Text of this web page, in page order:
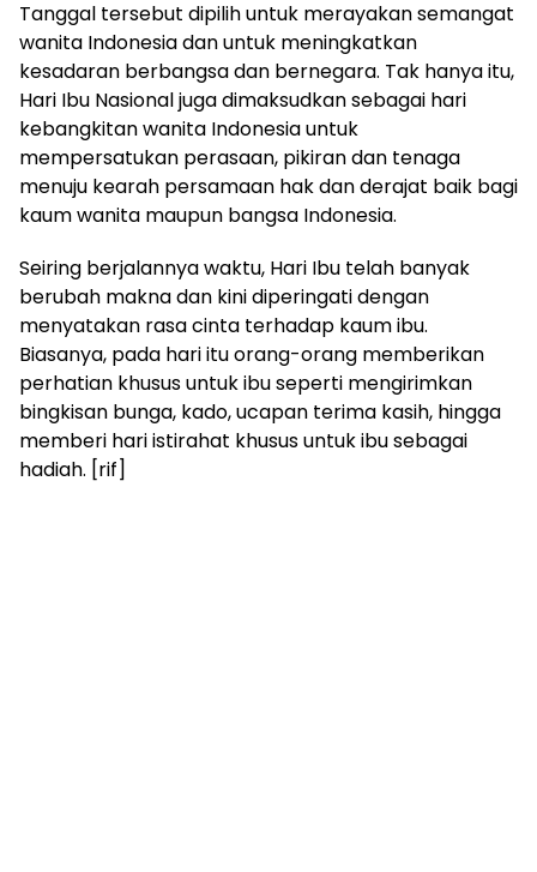
Tanggal tersebut dipilih untuk merayakan semangat
wanita Indonesia dan untuk meningkatkan
kesadaran berbangsa dan bernegara. Tak hanya itu,
Hari Ibu Nasional juga dimaksudkan sebagai hari
kebangkitan wanita Indonesia untuk
mempersatukan perasaan, pikiran dan tenaga
menuju kearah persamaan hak dan derajat baik bagi
kaum wanita maupun bangsa Indonesia.
Seiring berjalannya waktu, Hari Ibu telah banyak
berubah makna dan kini diperingati dengan
menyatakan rasa cinta terhadap kaum ibu.
Biasanya, pada hari itu orang-orang memberikan
perhatian khusus untuk ibu seperti mengirimkan
bingkisan bunga, kado, ucapan terima kasih, hingga
memberi hari istirahat khusus untuk ibu sebagai
hadiah. [rif]